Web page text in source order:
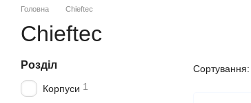
Головна Chieftec
Chieftec
Сортування:
Розділ
Корпуси 1